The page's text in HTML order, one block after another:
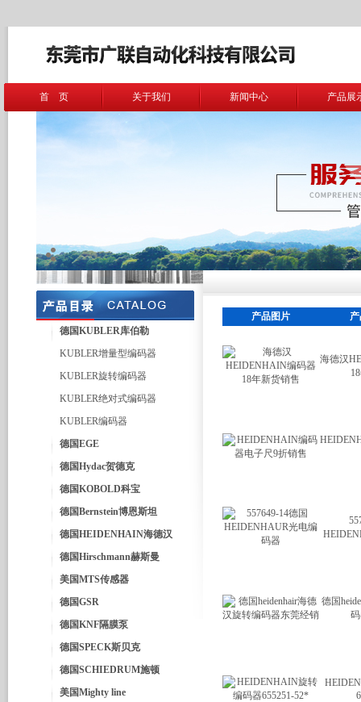
首 页 关于我们 新闻中心 产品展
德国KUBLER库伯勒
KUBLER增量型编码器
KUBLER旋转编码器
KUBLER绝对式编码器
KUBLER编码器
德国EGE
德国Hydac贺德克
德国KOBOLD科宝
德国Bernstein博恩斯坦
德国HEIDENHAIN海德汉
德国Hirschmann赫斯曼
美国MTS传感器
德国GSR
德国KNF隔膜泵
德国SPECK斯贝克
德国SCHIEDRUM施顿
美国Mighty line
产品图片
海德汉
德国